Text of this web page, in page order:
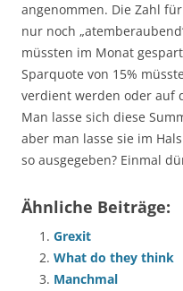
angenommen. Die Zahl
nur noch
müssten im Monat
Sparquote von 15%
verdient werden oder auf
Man lasse sich diese
aber man lasse sie im
so ausgegeben? Einmal
Ähnliche Beiträge:
Grexit
What do they think
Manchmal